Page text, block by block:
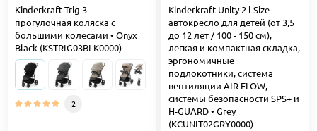
Kinderkraft Trig 3 -
прогулочная коляска с
большими колесами • Onyx
Black (KSTRIG03BLK0000)
2
Kinderkraft Unity 2 i-Size -
автокресло для детей (от 3,5
до 12 лет / 100 - 150 см),
легкая и компактная складка,
эргономичные
подлокотники, система
вентиляции AIR FLOW,
системы безопасности SPS+ и
H-GUARD • Grey
(KCUNIT02GRY0000)